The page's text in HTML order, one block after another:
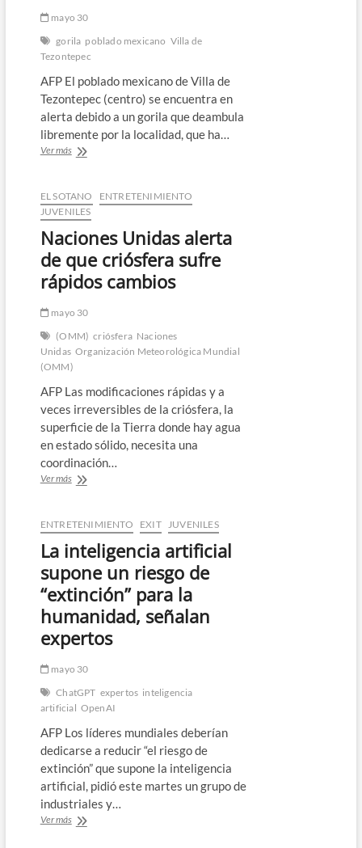
2024
EEUU
mayo 30
gorila poblado mexicano Villa de
Tezontepec
AFP El poblado mexicano de Villa de
Tezontepec (centro) se encuentra en
alerta debido a un gorila que deambula
libremente por la localidad, que ha…
Ver másLanzan
gorila
que
deambula
en
mexicano
EL SOTANO
ENTRETENIMIENTO
JUVENILES
Naciones Unidas alerta
de que criósfera sufre
rápidos cambios
mayo 30
(OMM) criósfera Naciones
Unidas Organización Meteorológica Mundial
(OMM)
AFP Las modificaciones rápidas y a
veces irreversibles de la criósfera, la
superficie de la Tierra donde hay agua
en estado sólido, necesita una
coordinación…
Ver másNaciones
de
que
criósfera
rápidos
cambios
ENTRETENIMIENTO EXIT JUVENILES
La inteligencia artificial
supone un riesgo de
“extinción” para la
humanidad, señalan
expertos
mayo 30
ChatGPT expertos inteligencia
artificial OpenAI
AFP Los líderes mundiales deberían
dedicarse a reducir “el riesgo de
extinción” que supone la inteligencia
artificial, pidió este martes un grupo de
industriales y…
Ver másLa